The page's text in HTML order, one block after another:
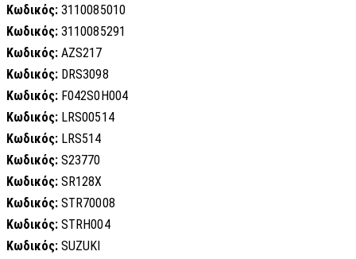
Κωδικός: 3110085010
Κωδικός: 3110085291
Κωδικός: AZS217
Κωδικός: DRS3098
Κωδικός: F042S0H004
Κωδικός: LRS00514
Κωδικός: LRS514
Κωδικός: S23770
Κωδικός: SR128X
Κωδικός: STR70008
Κωδικός: STRH004
Κωδικός: SUZUKI